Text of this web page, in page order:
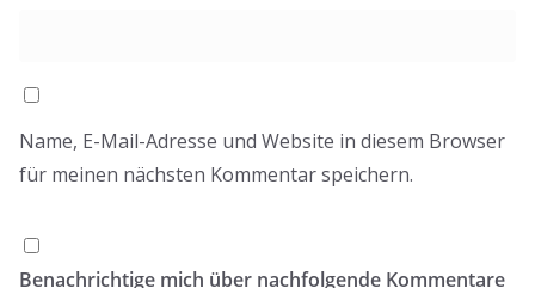
Name, E-Mail-Adresse und Website in diesem Browser
für meinen nächsten Kommentar speichern.
Benachrichtige mich über nachfolgende Kommentare